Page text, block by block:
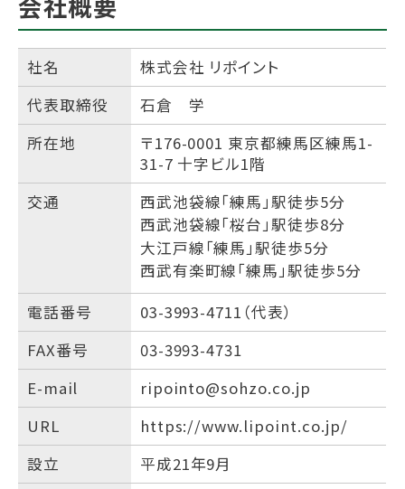
社名
株式会社 リポイント
代表取締役
石倉 学
所在地
〒176-0001 東京都練馬区練馬1-
31-7 十字ビル1階
交通
西武池袋線「練馬」駅徒歩5分
西武池袋線「桜台」駅徒歩8分
大江戸線「練馬」駅徒歩5分
西武有楽町線「練馬」駅徒歩5分
電話番号
03-3993-4711（代表）
FAX番号
03-3993-4731
E-mail
ripointo@sohzo.co.jp
URL
https://www.lipoint.co.jp/
設立
平成21年9月